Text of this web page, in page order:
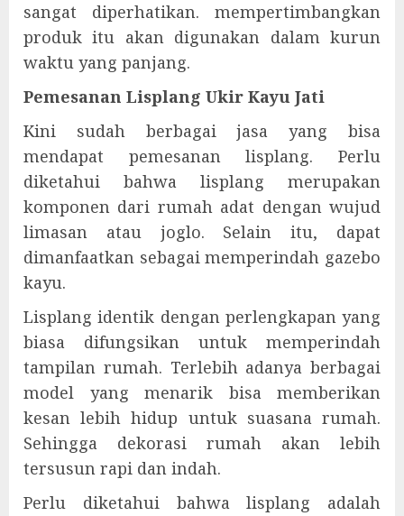
sangat diperhatikan. mempertimbangkan
produk itu akan digunakan dalam kurun
waktu yang panjang.
Pemesanan Lisplang Ukir Kayu Jati
Kini sudah berbagai jasa yang bisa
mendapat pemesanan lisplang. Perlu
diketahui bahwa lisplang merupakan
komponen dari rumah adat dengan wujud
limasan atau joglo. Selain itu, dapat
dimanfaatkan sebagai memperindah gazebo
kayu.
Lisplang identik dengan perlengkapan yang
biasa difungsikan untuk memperindah
tampilan rumah. Terlebih adanya berbagai
model yang menarik bisa memberikan
kesan lebih hidup untuk suasana rumah.
Sehingga dekorasi rumah akan lebih
tersusun rapi dan indah.
Perlu diketahui bahwa lisplang adalah